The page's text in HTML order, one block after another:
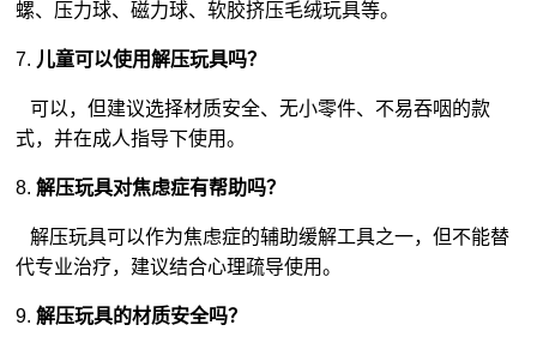
螺、压力球、磁力球、软胶挤压毛绒玩具等。
7. 儿童可以使用解压玩具吗？
可以，但建议选择材质安全、无小零件、不易吞咽的款
式，并在成人指导下使用。
8.解压玩具对焦虑症有帮助吗？
解压玩具可以作为焦虑症的辅助缓解工具之一，但不能替
代专业治疗，建议结合心理疏导使用。
9.解压玩具的材质安全吗？